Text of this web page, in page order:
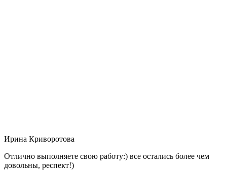
Ирина Криворотова
Отлично выполняете свою работу:) все остались более чем
довольны, респект!)